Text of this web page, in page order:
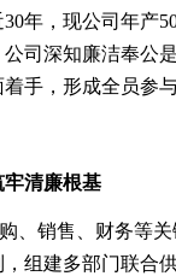
年，现公司年产
司深知廉洁奉公
手，形成全员参
清廉根基
、销售、财务等
，组建多部门联合